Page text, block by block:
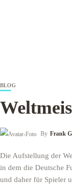
BLOG
By Frank
Die Aufstellung der
in dem die Deutsche
und daher für Spieler